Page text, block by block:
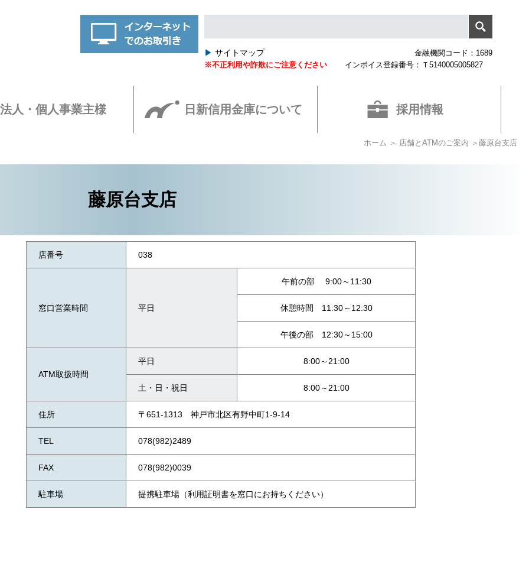
▶ サイトマップ
金融機関コード：1689
※不正利用や詐欺にご注意ください
インボイス登録番号：Ｔ5140005005827
法人・個人事業主様 日新信用金庫について 採用情報
ホーム ＞ 店舗とATMのご案内 ＞藤原台支店
藤原台支店
店番号 038
窓口営業時間 平日
午前の部 9:00～11:30
休憩時間 11:30～12:30
午後の部 12:30～15:00
ATM取扱時間
平日 8:00～21:00
土・日・祝日 8:00～21:00
住所 〒651-1313 神戸市北区有野中町1-9-14
TEL 078(982)2489
FAX 078(982)0039
駐車場 提携駐車場（利用証明書を窓口にお持ちください）